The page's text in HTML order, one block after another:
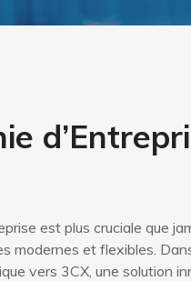
est plus cruciale que
modernes et flexibles.
vers 3CX, une solution